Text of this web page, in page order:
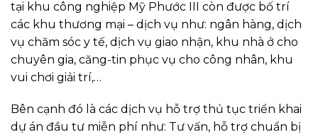
tại khu công nghiệp Mỹ Phước III còn được bố trí
các khu thương mại – dịch vụ như: ngân hàng, dịch
vụ chăm sóc y tế, dịch vụ giao nhận, khu nhà ở cho
chuyên gia, căng-tin phục vụ cho công nhân, khu
vui chơi giải trí,…
Bên cạnh đó là các dịch vụ hỗ trợ thủ tục triển khai
dự án đầu tư miễn phí như: Tư vấn, hỗ trợ chuẩn bị